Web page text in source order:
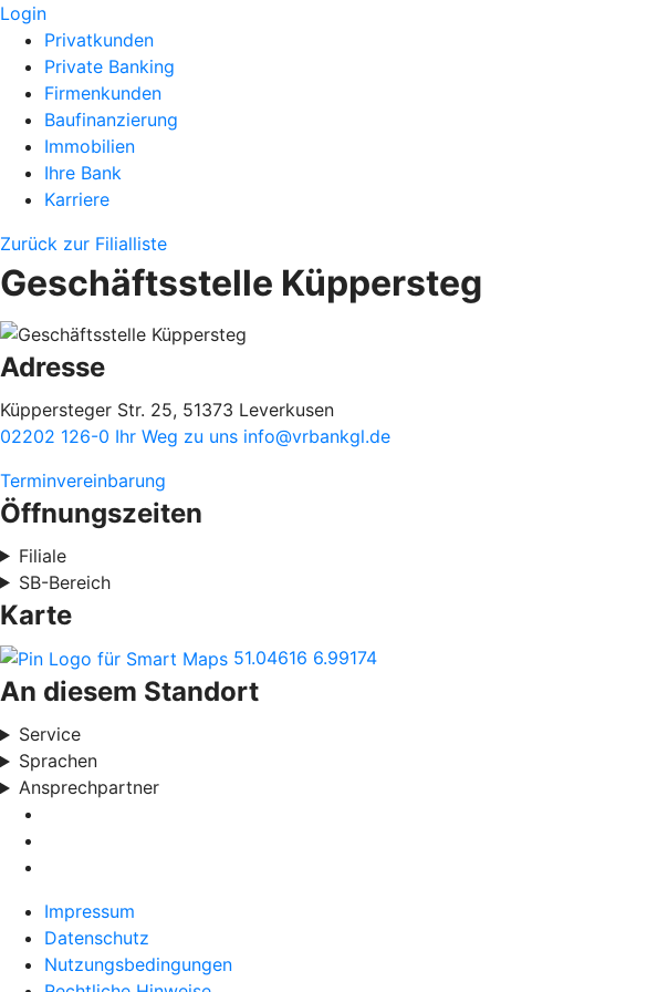
Login
Privatkunden
Private Banking
Firmenkunden
Baufinanzierung
Immobilien
Ihre Bank
Karriere
Zurück zur Filialliste
Geschäftsstelle Küppersteg
Adresse
Küppersteger Str. 25, 51373 Leverkusen
02202 126-0 Ihr Weg zu uns info@vrbankgl.de
Terminvereinbarung
Öffnungszeiten
Filiale
SB-Bereich
Karte
51.04616 6.99174
An diesem Standort
Service
Sprachen
Ansprechpartner
Impressum
Datenschutz
Nutzungsbedingungen